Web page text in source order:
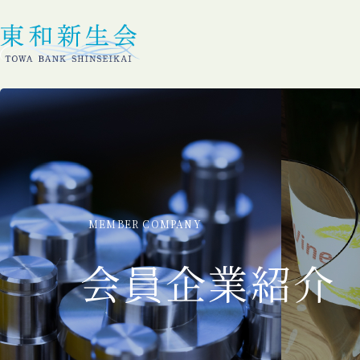
MEMBER COMPANY
会員企業紹介